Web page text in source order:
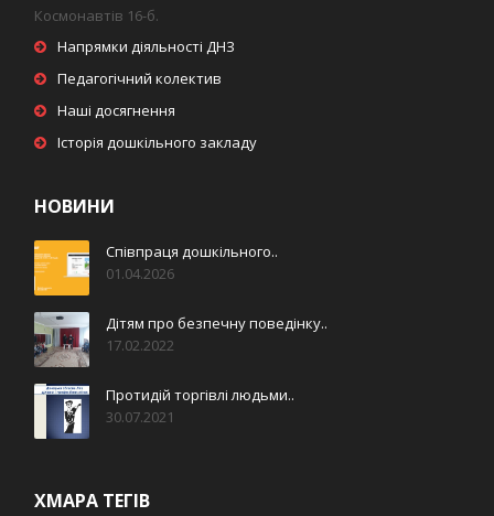
Космонавтів 16-б.
Напрямки діяльності ДНЗ
Педагогічний колектив
Наші досягнення
Історія дошкільного закладу
НОВИНИ
Співпраця дошкільного..
01.04.2026
Дітям про безпечну поведінку..
17.02.2022
Протидій торгівлі людьми..
30.07.2021
ХМАРА ТЕГІВ